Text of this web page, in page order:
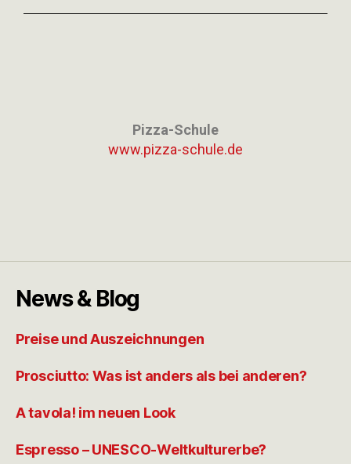
Pizza-Schule
www.pizza-schule.de
News & Blog
Preise und Auszeichnungen
Prosciutto: Was ist anders als bei anderen?
A tavola! im neuen Look
Espresso – UNESCO-Weltkulturerbe?